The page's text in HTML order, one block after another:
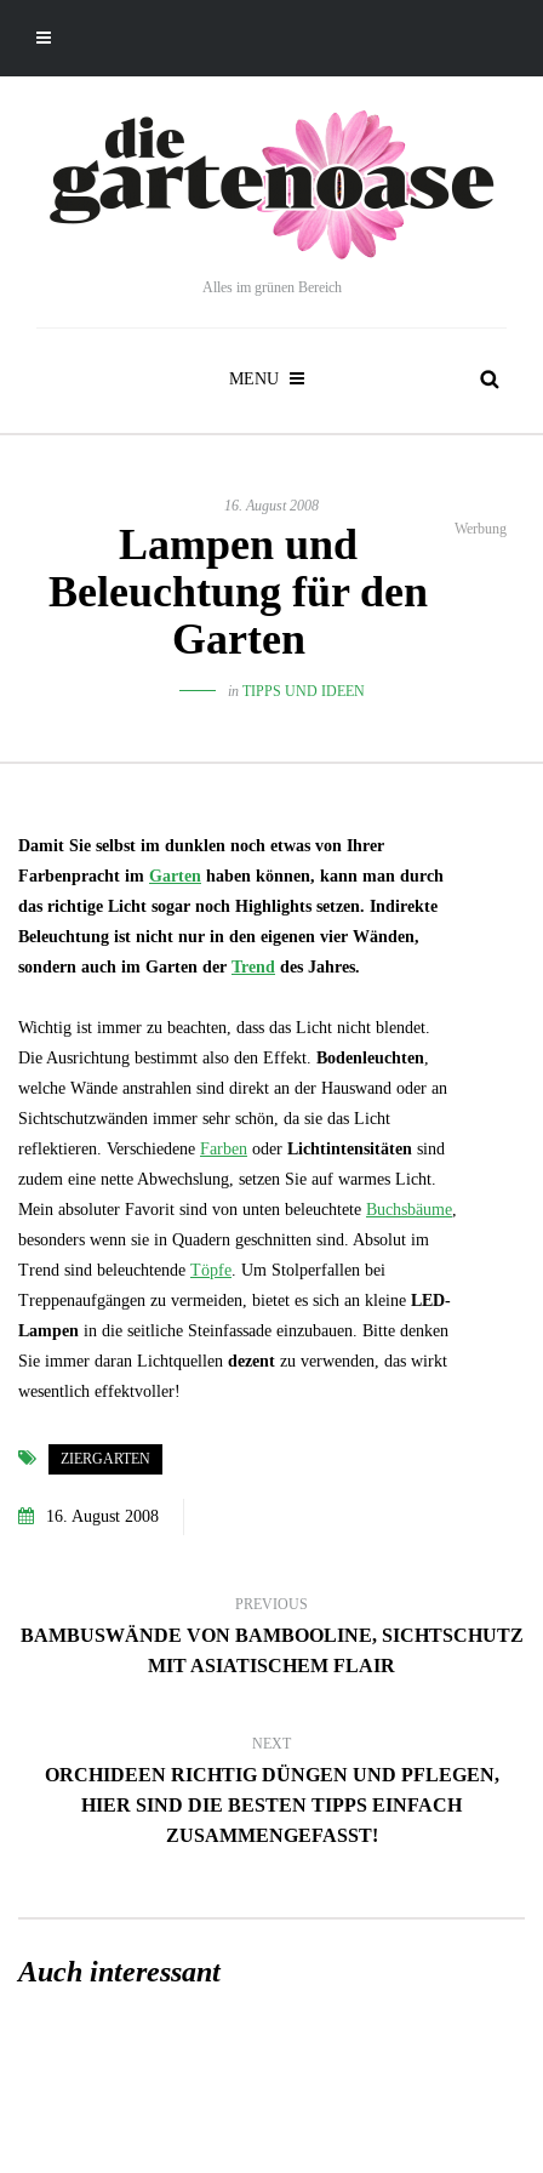
Alles im grünen Bereich
MENU
16. August 2008
Lampen und
Beleuchtung für den
Garten
Werbung
in TIPPS UND IDEEN
Damit Sie selbst im dunklen noch etwas von Ihrer
Farbenpracht im Garten haben können, kann man durch
das richtige Licht sogar noch Highlights setzen. Indirekte
Beleuchtung ist nicht nur in den eigenen vier Wänden,
sondern auch im Garten der Trend des Jahres.
Wichtig ist immer zu beachten, dass das Licht nicht blendet.
Die Ausrichtung bestimmt also den Effekt. Bodenleuchten,
welche Wände anstrahlen sind direkt an der Hauswand oder an
Sichtschutzwänden immer sehr schön, da sie das Licht
reflektieren. Verschiedene Farben oder Lichtintensitäten sind
zudem eine nette Abwechslung, setzen Sie auf warmes Licht.
Mein absoluter Favorit sind von unten beleuchtete Buchsbäume,
besonders wenn sie in Quadern geschnitten sind. Absolut im
Trend sind beleuchtende Töpfe. Um Stolperfallen bei
Treppenaufgängen zu vermeiden, bietet es sich an kleine LED-
Lampen in die seitliche Steinfassade einzubauen. Bitte denken
Sie immer daran Lichtquellen dezent zu verwenden, das wirkt
wesentlich effektvoller!
ZIERGARTEN
16. August 2008
PREVIOUS
BAMBUSWÄNDE VON BAMBOOLINE, SICHTSCHUTZ
MIT ASIATISCHEM FLAIR
NEXT
ORCHIDEEN RICHTIG DÜNGEN UND PFLEGEN,
HIER SIND DIE BESTEN TIPPS EINFACH
ZUSAMMENGEFASST!
Auch interessant